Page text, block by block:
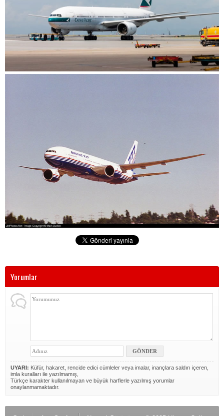
Yorumlar
UYARI: Küfür, hakaret, rencide edici cümleler veya imalar, inançlara saldırı içeren,
imla kuralları ile yazılmamış,
Türkçe karakter kullanılmayan ve büyük harflerle yazılmış yorumlar
onaylanmamaktadır.